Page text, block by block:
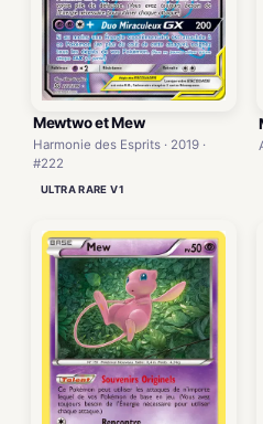
Mewtwo et Mew
Harmonie des Esprits · 2019 ·
#222
ULTRA RARE V1